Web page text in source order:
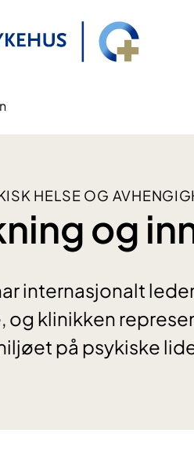
HELSE OG
og
internasjonalt
og klinikken
på psykiske